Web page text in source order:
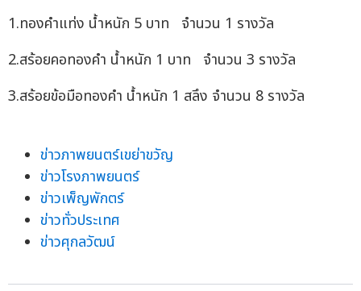
1.ทองคำแท่ง น้ำหนัก 5 บาท จำนวน 1 รางวัล
2.สร้อยคอทองคำ น้ำหนัก 1 บาท จำนวน 3 รางวัล
3.สร้อยข้อมือทองคำ น้ำหนัก 1 สลึง จำนวน 8 รางวัล
ข่าวภาพยนตร์เขย่าขวัญ
ข่าวโรงภาพยนตร์
ข่าวเพ็ญพักตร์
ข่าวทั่วประเทศ
ข่าวศุกลวัฒน์